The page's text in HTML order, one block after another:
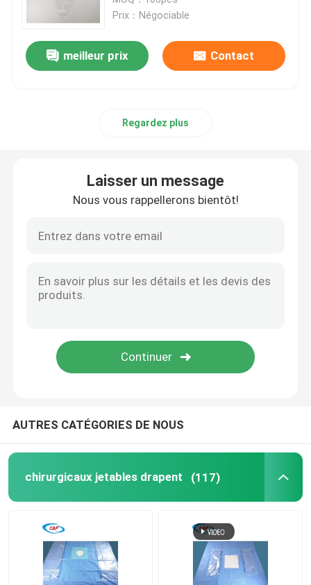
Paquet chirurgical jetable
Champ chirurgical pour section C
Kit de livraison de bébé
L'Arthroscopy de genou drapent
Rideaux de chirurgie dentaire
Couvertures stériles d'équipements médicaux
Équipement de protection médicale
Prix：Négociable
meilleur prix Contact
Regardez plus
Laisser un message
Nous vous rappellerons bientôt!
AUTRES CATÉGORIES DE NOUS
chirurgicaux jetables drapent (117)